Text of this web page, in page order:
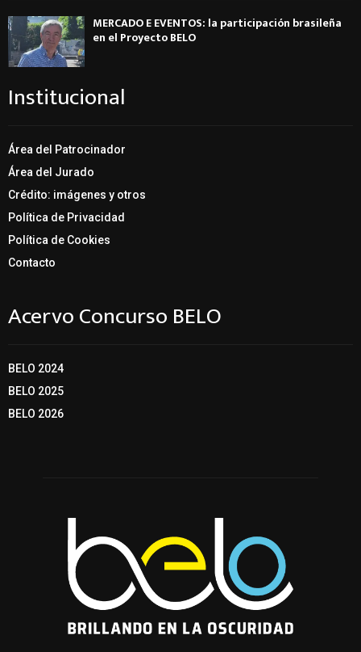
MERCADO E EVENTOS: la participación brasileña
en el Proyecto BELO
Institucional
Área del Patrocinador
Área del Jurado
Crédito: imágenes y otros
Política de Privacidad
Política de Cookies
Contacto
Acervo Concurso BELO
BELO 2024
BELO 2025
BELO 2026